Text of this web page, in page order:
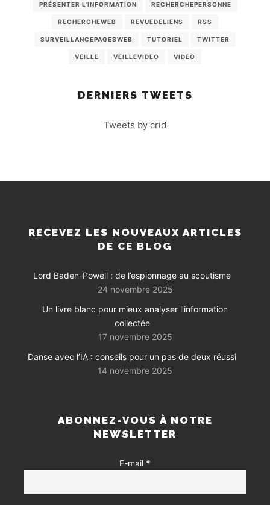
PRÉSENTER L'INFORMATION RECHERCHEPERSONNE
RECHERCHEWEB REVUEDELIENS RSS
SURVEILLANCEPAGESWEB TUTORIEL TWITTER
VEILLE VEILLEVIDEO VIDEO
DERNIERS TWEETS
Tweets by crid
RECEVEZ LES NOUVEAUX ARTICLES
DE CE BLOG
Lord Baden-Powell : de l’espionnage au scoutisme
24 novembre 2025
Un livre blanc pour mieux analyser l’information
collectée
17 novembre 2025
Danse avec l’IA : conseils pour un pas de deux réussi
14 novembre 2025
ABONNEZ-VOUS À NOTRE
NEWSLETTER
E-mail *